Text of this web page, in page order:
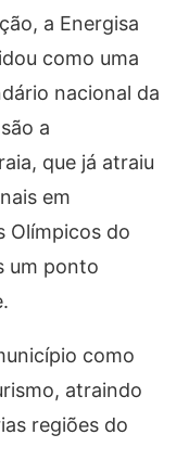
a Energisa
como uma
nacional da
a
que já atraiu
em
Olímpicos do
um ponto
como
atraindo
regiões do